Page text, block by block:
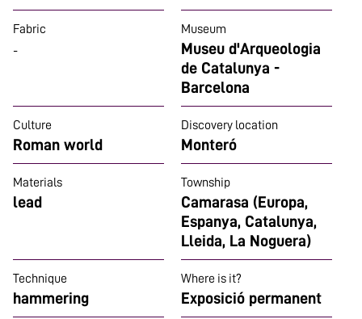
Fabric
-
Museum
Museu d'Arqueologia
de Catalunya -
Barcelona
Culture
Roman world
Discovery location
Monteró
Materials
lead
Township
Camarasa (Europa,
Espanya, Catalunya,
Lleida, La Noguera)
Technique
hammering
Where is it?
Exposició permanent